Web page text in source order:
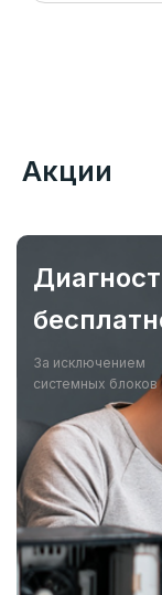
Акции
За исключением
системных блоков